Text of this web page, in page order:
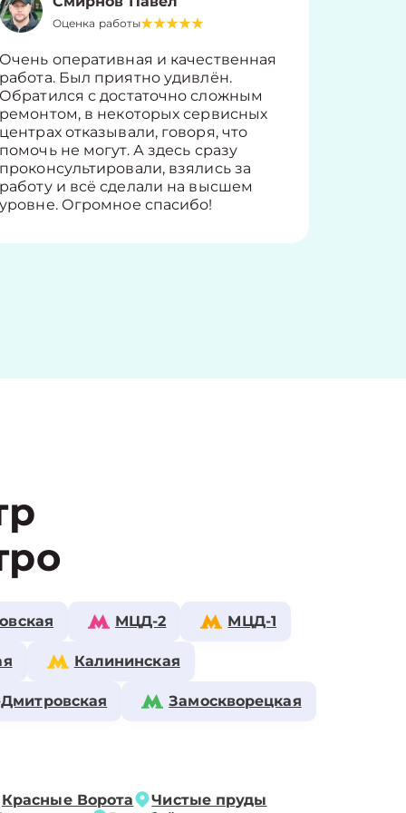
Оценка работы
Очень оперативная и качественная
работа. Был приятно удивлён.
Обратился с достаточно сложным
ремонтом, в некоторых сервисных
центрах отказывали, говоря, что
помочь не могут. А здесь сразу
проконсультировали, взялись за
работу и всё сделали на высшем
уровне. Огромное спасибо!
МЦД-2 МЦД-1
Калининская
Замоскворецкая
Красные Ворота
Чистые пруды